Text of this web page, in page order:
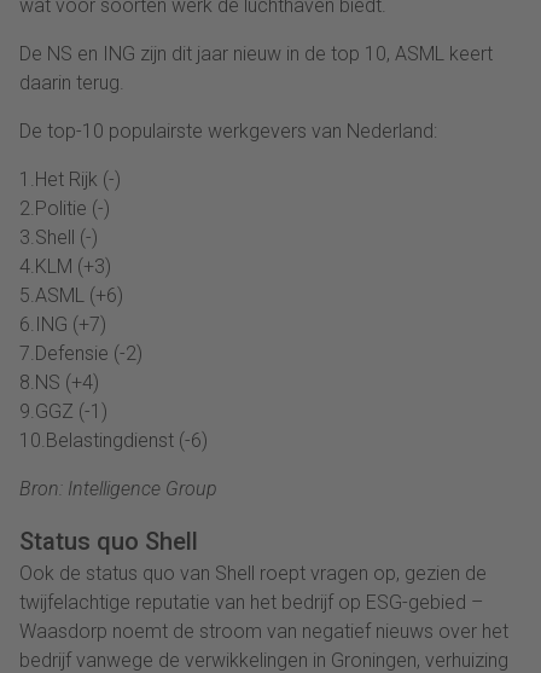
wat voor soorten werk de luchthaven biedt.
De NS en ING zijn dit jaar nieuw in de top 10, ASML keert
daarin terug.
De top-10 populairste werkgevers van Nederland:
1.Het Rijk (-)
2.Politie (-)
3.Shell (-)
4.KLM (+3)
5.ASML (+6)
6.ING (+7)
7.Defensie (-2)
8.NS (+4)
9.GGZ (-1)
10.Belastingdienst (-6)
Bron: Intelligence Group
Status quo Shell
Ook de status quo van Shell roept vragen op, gezien de
twijfelachtige reputatie van het bedrijf op ESG-gebied –
Waasdorp noemt de stroom van negatief nieuws over het
bedrijf vanwege de verwikkelingen in Groningen, verhuizing